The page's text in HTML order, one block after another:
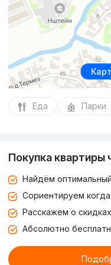
Еда Парки
Покупка квартиры
Найдём
Сориентируем
Расскажем о
Абсолютно